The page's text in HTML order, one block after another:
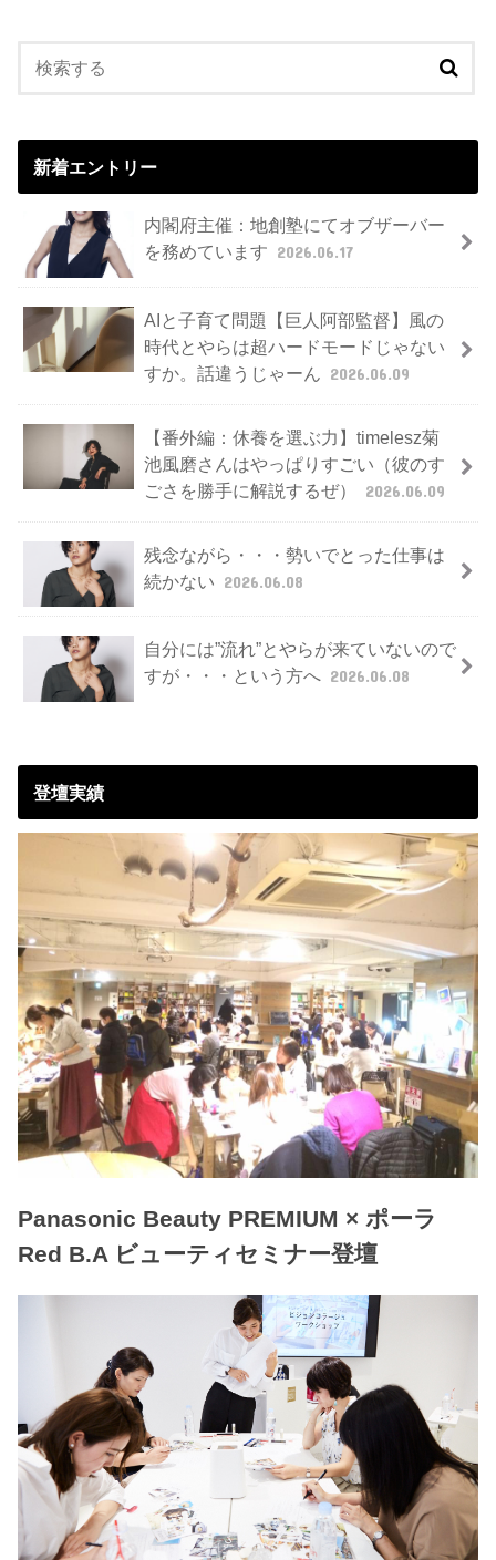
新着エントリー
内閣府主催：地創塾にてオブザーバー
を務めています 2026.06.17
AIと子育て問題【巨人阿部監督】風の
時代とやらは超ハードモードじゃない
すか。話違うじゃーん 2026.06.09
【番外編：休養を選ぶ力】timelesz菊
池風磨さんはやっぱりすごい（彼のす
ごさを勝手に解説するぜ）
2026.06.09
残念ながら・・・勢いでとった仕事は
続かない 2026.06.08
自分には”流れ”とやらが来ていないので
すが・・・という方へ 2026.06.08
登壇実績
Panasonic Beauty PREMIUM × ポーラ
Red B.A ビューティセミナー登壇